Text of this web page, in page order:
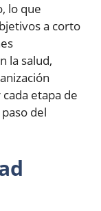
lo que
a corto
la salud,
etapa de
del